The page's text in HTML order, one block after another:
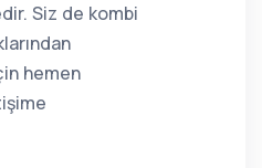
Siz de kombi
hemen